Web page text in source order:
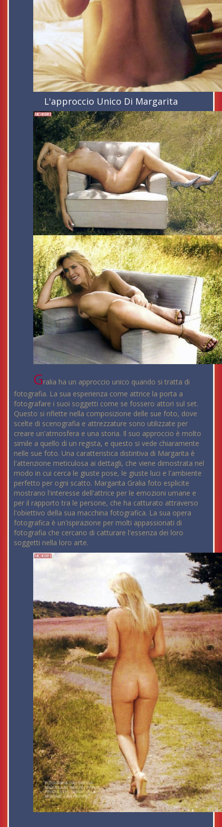
L'approccio Unico Di Margarita
Gralia ha un approccio unico quando si tratta di
fotografia. La sua esperienza come attrice la porta a
fotografare i suoi soggetti come se fossero attori sul set.
Questo si riflette nella composizione delle sue foto, dove
scelte di scenografia e attrezzature sono utilizzate per
creare un'atmosfera e una storia. Il suo approccio è molto
simile a quello di un regista, e questo si vede chiaramente
nelle sue foto. Una caratteristica distintiva di Margarita è
l'attenzione meticulosa ai dettagli, che viene dimostrata nel
modo in cui cerca le giuste pose, le giuste luci e l'ambiente
perfetto per ogni scatto. Margarita Gralia foto esplicite
mostrano l'interesse dell'attrice per le emozioni umane e
per il rapporto tra le persone, che ha catturato attraverso
l'obiettivo della sua macchina fotografica. La sua opera
fotografica è un'ispirazione per molti appassionati di
fotografia che cercano di catturare l'essenza dei loro
soggetti nella loro arte.